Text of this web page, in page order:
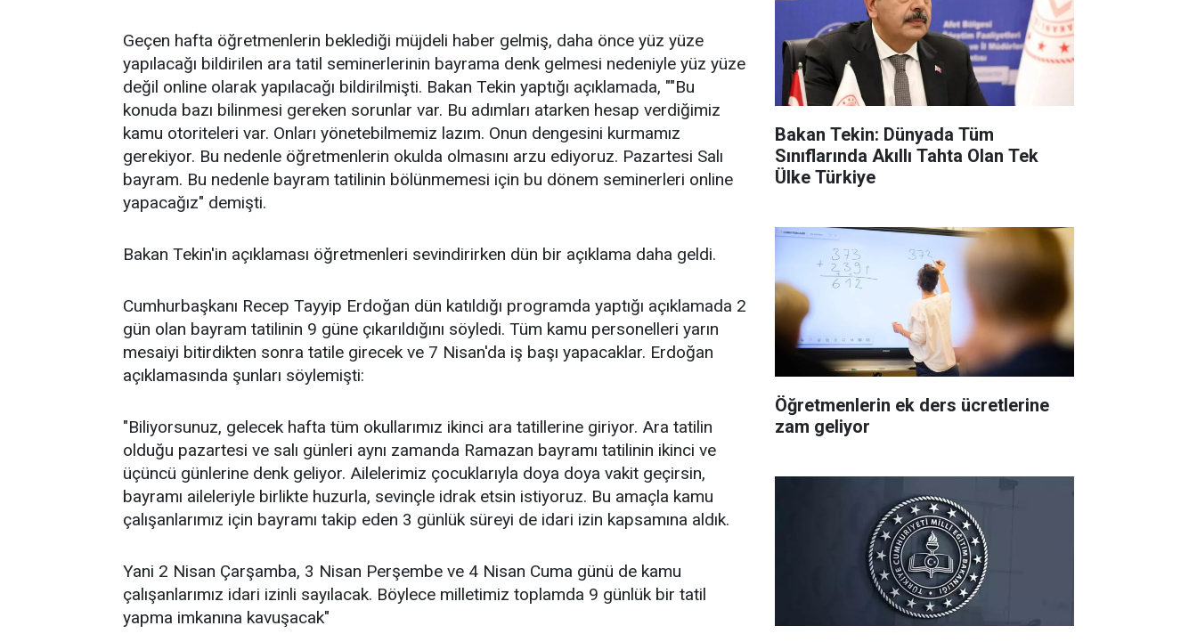
Geçen hafta öğretmenlerin beklediği müjdeli haber gelmiş, daha önce yüz yüze
yapılacağı bildirilen ara tatil seminerlerinin bayrama denk gelmesi nedeniyle yüz yüze
değil online olarak yapılacağı bildirilmişti. Bakan Tekin yaptığı açıklamada, ""Bu
konuda bazı bilinmesi gereken sorunlar var. Bu adımları atarken hesap verdiğimiz
kamu otoriteleri var. Onları yönetebilmemiz lazım. Onun dengesini kurmamız
gerekiyor. Bu nedenle öğretmenlerin okulda olmasını arzu ediyoruz. Pazartesi Salı
bayram. Bu nedenle bayram tatilinin bölünmemesi için bu dönem seminerleri online
yapacağız" demişti.
Bakan Tekin'in açıklaması öğretmenleri sevindirirken dün bir açıklama daha geldi.
Cumhurbaşkanı Recep Tayyip Erdoğan dün katıldığı programda yaptığı açıklamada 2
gün olan bayram tatilinin 9 güne çıkarıldığını söyledi. Tüm kamu personelleri yarın
mesaiyi bitirdikten sonra tatile girecek ve 7 Nisan'da iş başı yapacaklar. Erdoğan
açıklamasında şunları söylemişti:
"Biliyorsunuz, gelecek hafta tüm okullarımız ikinci ara tatillerine giriyor. Ara tatilin
olduğu pazartesi ve salı günleri aynı zamanda Ramazan bayramı tatilinin ikinci ve
üçüncü günlerine denk geliyor. Ailelerimiz çocuklarıyla doya doya vakit geçirsin,
bayramı aileleriyle birlikte huzurla, sevinçle idrak etsin istiyoruz. Bu amaçla kamu
çalışanlarımız için bayramı takip eden 3 günlük süreyi de idari izin kapsamına aldık.
Yani 2 Nisan Çarşamba, 3 Nisan Perşembe ve 4 Nisan Cuma günü de kamu
çalışanlarımız idari izinli sayılacak. Böylece milletimiz toplamda 9 günlük bir tatil
yapma imkanına kavuşacak"
Bakan Tekin: Dünyada Tüm
Sınıflarında Akıllı Tahta Olan Tek
Ülke Türkiye
Öğretmenlerin ek ders ücretlerine
zam geliyor